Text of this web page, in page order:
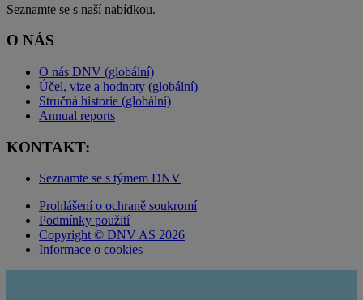
Seznamte se s naší nabídkou.
O NÁS
O nás DNV (globální)
Účel, vize a hodnoty (globální)
Stručná historie (globální)
Annual reports
KONTAKT:
Seznamte se s týmem DNV
Prohlášení o ochraně soukromí
Podmínky použití
Copyright © DNV AS 2026
Informace o cookies